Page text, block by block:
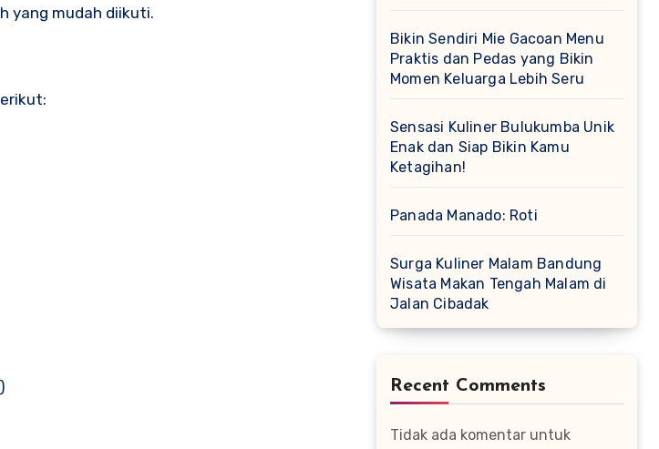
yang mudah diikuti.
Bikin Sendiri Mie Gacoan Menu
Praktis dan Pedas yang Bikin
Momen Keluarga Lebih Seru
Sensasi Kuliner Bulukumba Unik
Enak dan Siap Bikin Kamu
Ketagihan!
Panada Manado: Roti
Surga Kuliner Malam Bandung
Wisata Makan Tengah Malam di
Jalan Cibadak
Recent Comments
Tidak ada komentar untuk